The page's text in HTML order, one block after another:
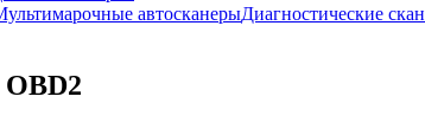
автосканерыДиагностические